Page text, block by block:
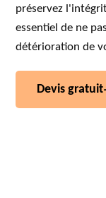
préservez
essentiel de ne
détérioration de
Devis gratuit